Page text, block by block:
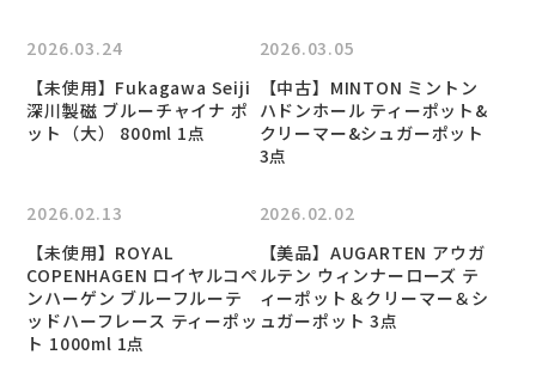
2026.03.24
【未使用】Fukagawa Seiji
深川製磁 ブルーチャイナ ポ
ット（大） 800ml 1点
2026.03.05
【中古】MINTON ミントン
ハドンホール ティーポット&
クリーマー&シュガーポット
3点
2026.02.13
【未使用】ROYAL
COPENHAGEN ロイヤルコペ
ンハーゲン ブルーフルーテ
ッドハーフレース ティーポッ
ト 1000ml 1点
2026.02.02
【美品】AUGARTEN アウガ
ルテン ウィンナーローズ テ
ィーポット＆クリーマー＆シ
ュガーポット 3点